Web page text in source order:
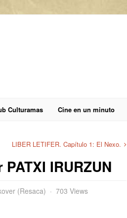
Culturamas Cine en un minuto
LIBER LETIFER. Capítulo 1: El Nexo.
IRURZUN
(Resaca)
703 Views